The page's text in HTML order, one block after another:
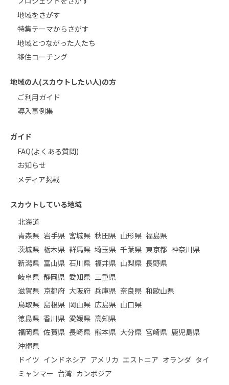
地域をさがす
特集テーマからさがす
地域とつながった人たち
移住コーチング
地域の人(スカウトしたい人)の方
ご利用ガイド
導入事例集
ガイド
FAQ(よくある質問)
お知らせ
メディア掲載
スカウトしている地域
北海道
青森県 岩手県 宮城県 秋田県 山形県 福島県
茨城県 栃木県 群馬県 埼玉県 千葉県 東京都 神奈川県
新潟県 富山県 石川県 福井県 山梨県 長野県
岐阜県 静岡県 愛知県 三重県
滋賀県 京都府 大阪府 兵庫県 奈良県 和歌山県
鳥取県 島根県 岡山県 広島県 山口県
徳島県 香川県 愛媛県 高知県
福岡県 佐賀県 長崎県 熊本県 大分県 宮崎県 鹿児島県
沖縄県
ドイツ インドネシア アメリカ エストニア オランダ タイ
ミャンマー 台湾 カンボジア